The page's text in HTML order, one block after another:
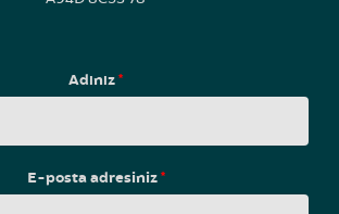
Adınız*
E-posta adresiniz*